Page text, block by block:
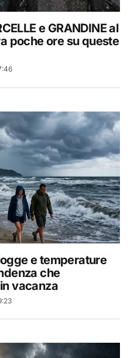
e GRANDINE al
poche ore su queste
e temperature
che
vacanza